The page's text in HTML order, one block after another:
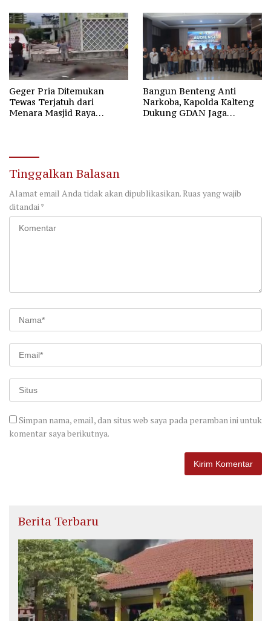
Geger Pria Ditemukan
Tewas Terjatuh dari
Menara Masjid Raya
Bangun Benteng Anti
Narkoba, Kapolda Kalteng
Dukung GDAN Jaga
Tinggalkan Balasan
Alamat email Anda tidak akan dipublikasikan.Ruas yang wajib
ditandai *
Simpan nama, email, dan situs web saya pada peramban ini untuk
komentar saya berikutnya.
Berita Terbaru